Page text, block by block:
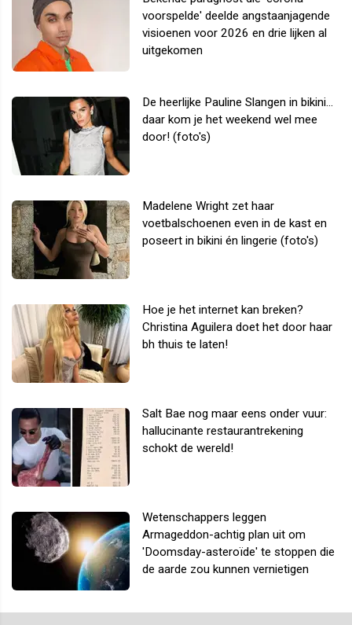
voorspelde' deelde angstaanjagende
visioenen voor 2026 en drie lijken al
uitgekomen
De heerlijke Pauline Slangen in bikini...
daar kom je het weekend wel mee
door! (foto's)
Madelene Wright zet haar
voetbalschoenen even in de kast en
poseert in bikini én lingerie (foto's)
Hoe je het internet kan breken?
Christina Aguilera doet het door haar
bh thuis te laten!
Salt Bae nog maar eens onder vuur:
hallucinante restaurantrekening
schokt de wereld!
Wetenschappers leggen
Armageddon-achtig plan uit om
'Doomsday-asteroïde' te stoppen die
de aarde zou kunnen vernietigen